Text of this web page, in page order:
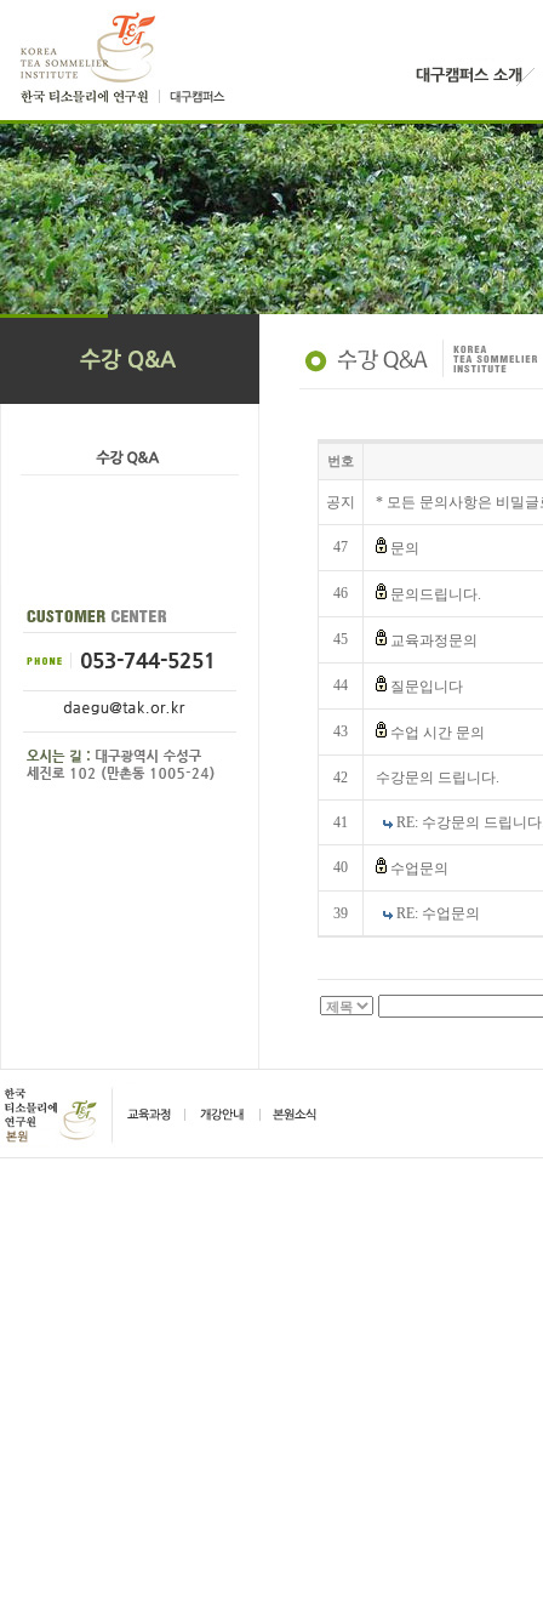
번호
공지 * 모든 문의사항은 비밀
47 문의
46 문의드립니다.
45 교육과정문의
44 질문입니다
43 수업 시간 문의
42 수강문의 드립니다.
41 RE: 수강문의 드립니
40 수업문의
39 RE: 수업문의